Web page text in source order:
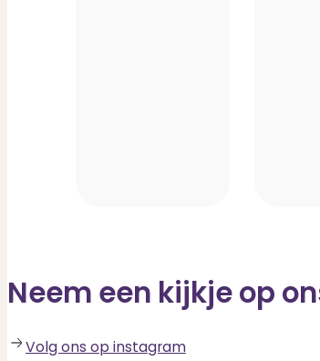
Neem een kijkje op
Volg ons op instagram